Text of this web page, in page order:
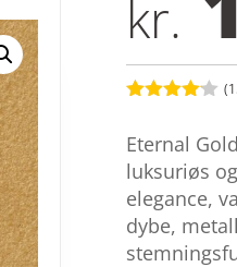
kr.
ud af 5
baseret
på
kundebedø
mmelser
(
Eternal
luksuriøs
elegance,
dybe,